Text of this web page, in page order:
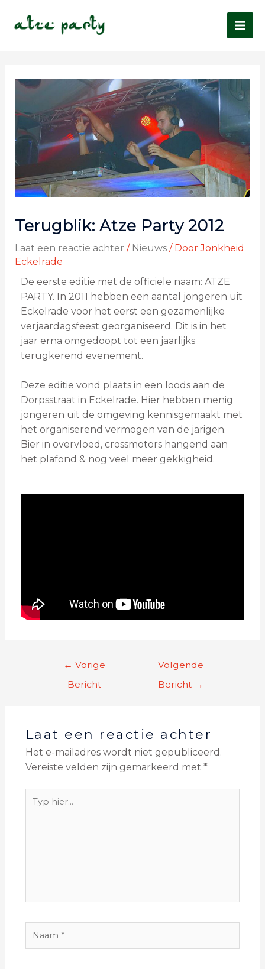
Terugblik: Atze Party 2012
Laat een reactie achter / Nieuws/ DoorJonkheid
Eckelrade
De eerste editie met de officiële naam: ATZE
PARTY. In 2011 hebben een aantal jongeren uit
Eckelrade voor het eerst een gezamenlijke
verjaardagsfeest georganiseerd. Dit is in het
jaar erna omgedoopt tot een jaarlijks
terugkerend evenement.
Deze editie vond plaats in een loods aan de
Dorpsstraat in Eckelrade. Hier hebben menig
jongeren uit de omgeving kennisgemaakt met
het organiserend vermogen van de jarigen.
Bier in overvloed, crossmotors hangend aan
het plafond & nog veel meer gekkigheid.
← Vorige
Bericht
Volgende
Bericht →
Laat een reactie achter
Het e-mailadres wordt niet gepubliceerd.
Vereiste velden zijn gemarkeerd met *